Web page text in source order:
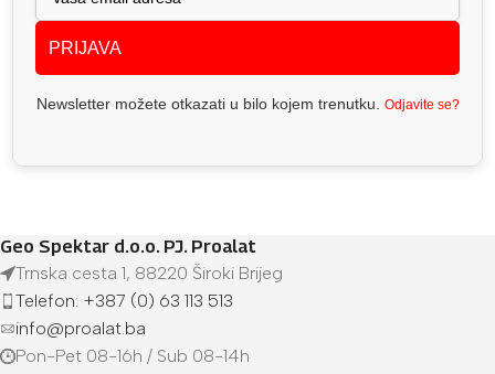
PRIJAVA
Newsletter možete otkazati u bilo kojem trenutku. Odjavite se?
Geo Spektar d.o.o. PJ. Proalat
Trnska cesta 1, 88220 Široki Brijeg
Telefon: +387 (0) 63 113 513
info@proalat.ba
Pon-Pet 08-16h / Sub 08-14h